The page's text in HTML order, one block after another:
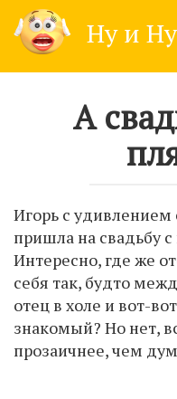
content
Ну и Ну
А
Игорь с удивлением
пришла на свадьбу
Интересно, где же
себя так, будто
отец в холе и вот-
знакомый? Но нет,
прозаичнее, чем